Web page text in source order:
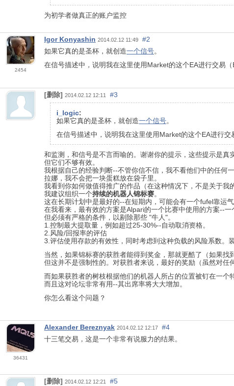
为初学者做真正的账户监控
2454
Igor Konyashin 2014.02.12 11:49
#2
如果它真的是圣杯，就创造一个信号。
在信号描述中，说明我在这里使用Market的这个EA进行交易（
[删除] 2014.02.12 12:11 #3
i_logic:
如果它真的是圣杯，就创造一个信号。
在信号描述中，说明我在这里使用Market的这个EA进行交
和监测，和信号是不言而喻的。谢谢你的提示，这些提示是真
但它们不够有效。
我根据自己的经验判断--不管你信不信，我不看他们中的任何
拉娜，我不会把一块蛋糕放在袋子里。
我看到你如何做值得推广的作品（在这种情况下，不是关于
我建议组织一个持续的机器人锦标赛。
这在长期计划中是最好的--在短期内，可能会有一个fufel靠运气
在我看来，最有效的方案是Alpari的一个比赛中使用的方案--一
但必须有严格的条件，以剔除那些 "牛人"。
1.控制最大提取量，例如超过25-30%--自动取消资格。
2.风险/回报率的评估
3.评估使用存款的有效性，同时考虑到这种负载的风险系数。
当然，如果锦标赛的获胜者能得到奖金，那就更酷了（如果找
但这并不是强制性的。对获胜者来说，最好的奖励（虽然对任
而如果获胜者的树枝根据他们的机器人所占的位置被钉在一个
而且这对论坛非常有用--其出席率将大大增加。
你怎么看这个问题？
36431
Alexander Bereznyak 2014.02.12 12:17
#4
十三笔交易，这是一个非常有说服力的结果。
[删除] 2014.02.12 12:21 #5